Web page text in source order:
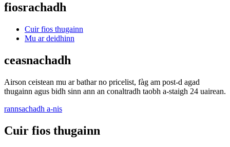
fiosrachadh
Cuir fios thugainn
Mu ar deidhinn
ceasnachadh
Airson ceistean mu ar bathar no pricelist, fàg am post-d agad
thugainn agus bidh sinn ann an conaltradh taobh a-staigh 24 uairean.
rannsachadh a-nis
Cuir fios thugainn